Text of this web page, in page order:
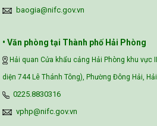
baogia@nifc.gov.vn
• Văn phòng tại Thành phố Hải Phòng
Hải quan Cửa khẩu cảng Hải Phòng khu vực
diện 744 Lê Thánh Tông), Phường Đông Hải,
0225.8830316
vphp@nifc.gov.vn